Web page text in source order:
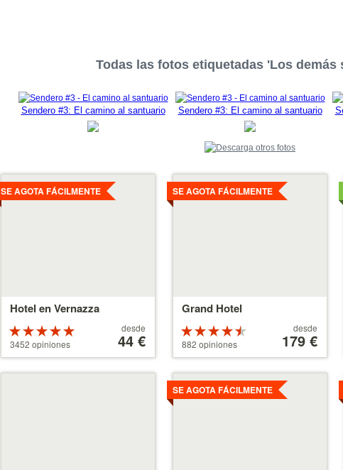
Todas las fotos etiquetadas 'Los demás
Sendero #3: El camino al santuario Sendero #3: El camino al santuario
Hotel en Vernazza
SE AGOTA FÁCILMENTE
Valoración
de 5 estrellas
sobre 5
3452 opiniones
44 €
desde
44 €
Ver
detalles
Grand Hotel
SE AGOTA FÁCILMENTE
Valoración
de 4.5
estrellas
882 opiniones partir
179 €
desde
179 €
Ver
detalles
Ver
SE AGOTA FÁCILMENTE
Ver
detalles